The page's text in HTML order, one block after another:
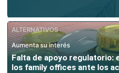
ALTERNATIVOS
Aumenta su interés
Falta de apoyo regulatorio:
los family offices ante los